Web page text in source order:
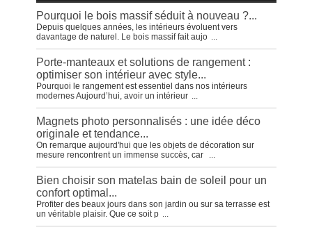
Pourquoi le bois massif séduit à nouveau ?...
Depuis quelques années, les intérieurs évoluent vers
davantage de naturel. Le bois massif fait aujo
Porte-manteaux et solutions de rangement :
optimiser son intérieur avec style...
Pourquoi le rangement est essentiel dans nos intérieurs
modernes Aujourd’hui, avoir un intérieur
Magnets photo personnalisés : une idée déco
originale et tendance...
On remarque aujourd'hui que les objets de décoration sur
mesure rencontrent un immense succès, car
Bien choisir son matelas bain de soleil pour un
confort optimal...
Profiter des beaux jours dans son jardin ou sur sa terrasse est
un véritable plaisir. Que ce soit p